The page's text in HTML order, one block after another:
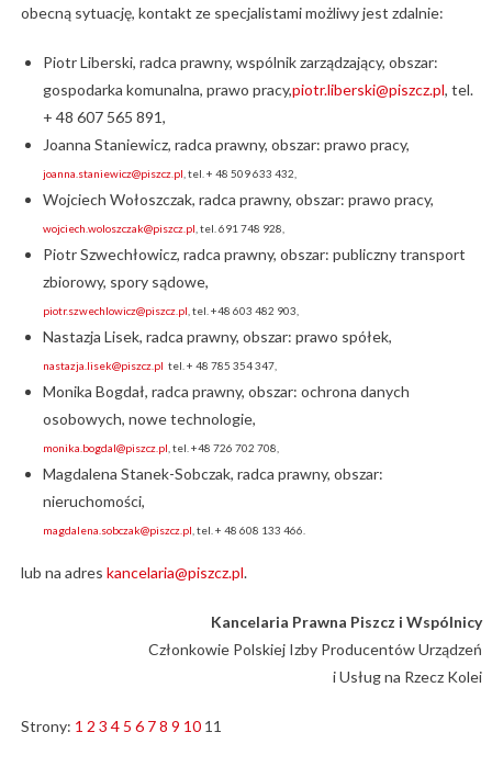
obecną sytuację, kontakt ze specjalistami możliwy jest zdalnie:
Piotr Liberski, radca prawny, wspólnik zarządzający, obszar:
gospodarka komunalna, prawo pracy,piotr.liberski@piszcz.pl, tel.
+ 48 607 565 891,
Joanna Staniewicz, radca prawny, obszar: prawo pracy,
joanna.staniewicz@piszcz.pl , tel. + 48 509 633 432,
Wojciech Wołoszczak, radca prawny, obszar: prawo pracy,
wojciech.woloszczak@piszcz.pl , tel. 691 748 928,
Piotr Szwechłowicz, radca prawny, obszar: publiczny transport
zbiorowy, spory sądowe,
piotr.szwechlowicz@piszcz.pl , tel. +48 603 482 903,
Nastazja Lisek, radca prawny, obszar: prawo spółek,
nastazja.lisek@piszcz.pl tel. + 48 785 354 347,
Monika Bogdał, radca prawny, obszar: ochrona danych
osobowych, nowe technologie,
monika.bogdal@piszcz.pl , tel. +48 726 702 708,
Magdalena Stanek-Sobczak, radca prawny, obszar:
nieruchomości,
magdalena.sobczak@piszcz.pl , tel. + 48 608 133 466.
lub na adres kancelaria@piszcz.pl.
Kancelaria Prawna Piszcz i Wspólnicy
Członkowie Polskiej Izby Producentów Urządzeń
i Usług na Rzecz Kolei
Strony: 1 2 3 4 5 6 78 9 10 11